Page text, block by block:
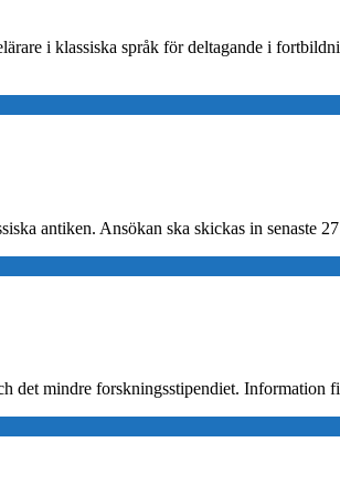
i klassiska språk för deltagande i
antiken. Ansökan ska skickas in senaste
det mindre forskningsstipendiet. Information